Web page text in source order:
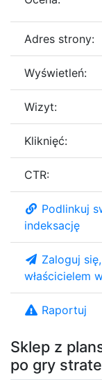
Sklep z
po gry
Adres strony:
Wyświetleń:
Wizyt:
Kliknięć:
CTR:
Podlinkuj
indeksację
Zaloguj
właścicielem
Raportuj